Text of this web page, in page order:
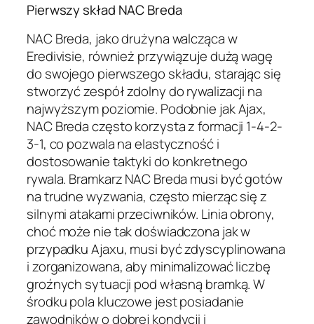
Pierwszy skład NAC Breda
NAC Breda, jako drużyna walcząca w
Eredivisie, również przywiązuje dużą wagę
do swojego pierwszego składu, starając się
stworzyć zespół zdolny do rywalizacji na
najwyższym poziomie. Podobnie jak Ajax,
NAC Breda często korzysta z formacji 1-4-2-
3-1, co pozwala na elastyczność i
dostosowanie taktyki do konkretnego
rywala. Bramkarz NAC Breda musi być gotów
na trudne wyzwania, często mierząc się z
silnymi atakami przeciwników. Linia obrony,
choć może nie tak doświadczona jak w
przypadku Ajaxu, musi być zdyscyplinowana
i zorganizowana, aby minimalizować liczbę
groźnych sytuacji pod własną bramką. W
środku pola kluczowe jest posiadanie
zawodników o dobrej kondycji i